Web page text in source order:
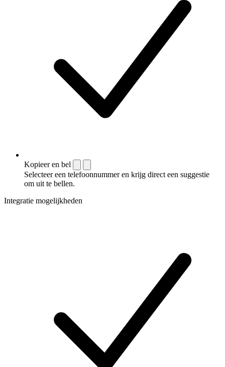
Kopieer en bel
Selecteer een telefoonnummer en krijg direct een suggestie
om uit te bellen.
Integratie mogelijkheden